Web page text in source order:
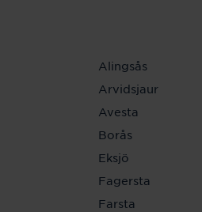
Alingsås
Arvidsjaur
Avesta
Borås
Eksjö
Fagersta
Farsta